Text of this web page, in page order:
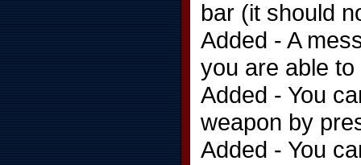
bar (it should
Added - A
you are able
Added - You
weapon by
Added - You